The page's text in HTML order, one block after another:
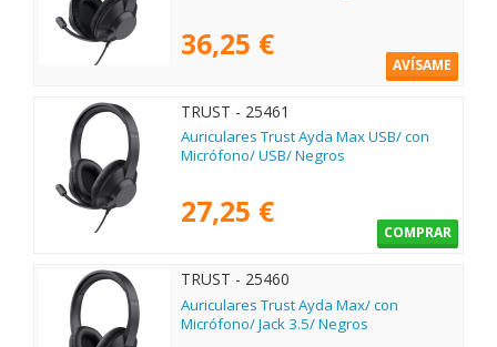
36,25 €
AVÍSAME
TRUST - 25461
Auriculares Trust Ayda Max USB/ con
Micrófono/ USB/ Negros
27,25 €
COMPRAR
TRUST - 25460
Auriculares Trust Ayda Max/ con
Micrófono/ Jack 3.5/ Negros